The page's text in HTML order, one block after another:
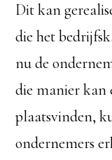
Dit kan
die het
nu de
die manier kan
plaatsvinden,
ondernemers